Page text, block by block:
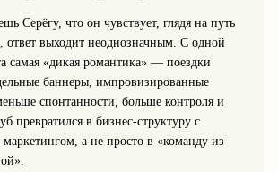
Серёгу, что он чувствует, глядя на путь
ответ выходит неоднозначным. С одной
самая «дикая романтика» — поездки
баннеры, импровизированные
спонтанности, больше контроля и
превратился в бизнес‑структуру с
а не просто в «команду из